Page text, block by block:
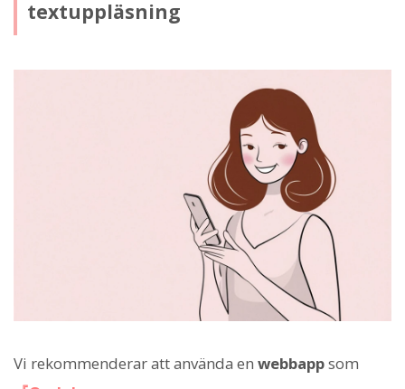
textuppläsning
Vi rekommenderar att använda en webbappsom